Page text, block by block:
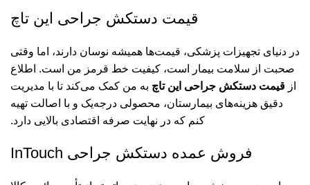
قیمت دستکش جراحی این‌ تاچ
در دنیای تجهیزات پزشکی، قیمت‌ها همیشه نوسان دارند، اما وقتی
صحبت از سلامت بیمار است، کیفیت خط قرمز من است. اطلاع
از قیمت دستکش جراحی این‌ تاچ به من کمک می‌کند تا با مدیریت
دقیق هزینه‌های بیمارستان، محصولی درجه‌یک و با اصالت تهیه
کنم که در نهایت صرفه اقتصادی بالایی دارد.
فروش عمده دستکش جراحی InTouch